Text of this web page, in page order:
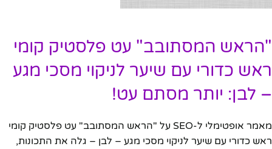
"הראש המסתובב" עט פלסטיק קומי
ראש כדורי עם שיער לניקוי מסכי מגע
– לבן: יותר מסתם עט!
מאמר אופטימלי ל-SEO על "הראש המסתובב" עט פלסטיק קומי
ראש כדורי עם שיער לניקוי מסכי מגע – לבן – גלה את התכונות,